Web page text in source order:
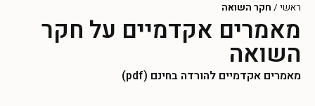
ראשי / חקר השואה
מאמרים אקדמיים על חקר
השואה
מאמרים אקדמיים להורדה בחינם (pdf)